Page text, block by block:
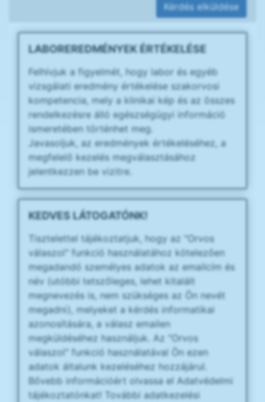
Kérdés elküldése
LABOREREDMÉNYEK ÉRTÉKELÉSE
Felhívjuk a figyelmét, hogy labor és egyéb
vizsgálati eredmény értékelése szakorvosi
kompetencia, mely a klinikai kép és az összes
rendelkezésre álló egészségügyi információ
ismeretében történhet meg.
Javasoljuk, az eredmények értékeléséhez, a
megfelelő kezelés megválasztásához
jelentkezzen be vizitre.
KEDVES LÁTOGATÓNK!
Tisztelettel tájékoztatjuk, hogy az "Orvos
válaszol" funkció használatához kötelezően
megadandó személyes adatok az emailcím és
név (utóbbi tetszőleges, lehet kitalált
megnevezés is, nem szükséges az Ön nevét
megadni), melyeket a kérdés informatikai
azonosítására, a válasz emailen
megküldéséhez használjuk. Az "Orvos
válaszol" funkció használatával Ön ezen
adatok általunk kezeléséhez hozzájárul.
Bővebb információért olvassa el Adatvédelmi
tájékoztatónkat! További adatkezelési